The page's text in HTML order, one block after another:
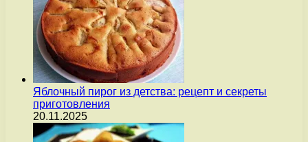
Яблочный пирог из детства: рецепт и секреты
приготовления
20.11.2025